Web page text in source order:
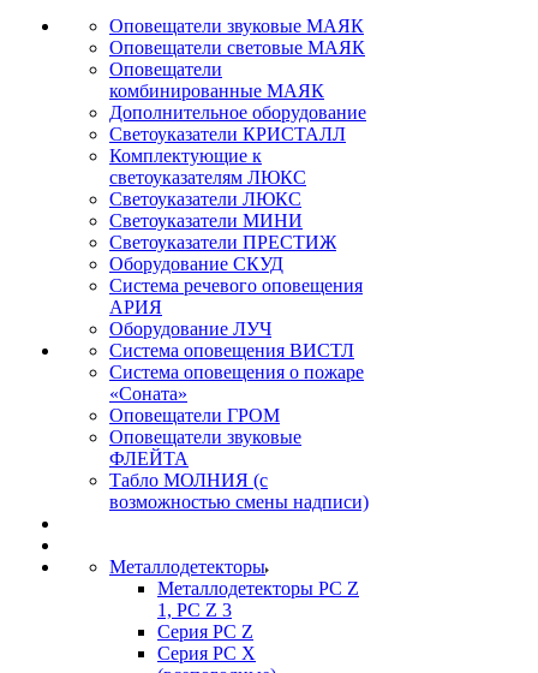
Оповещатели звуковые МАЯК
Оповещатели световые МАЯК
Оповещатели
комбинированные МАЯК
Дополнительное оборудование
Светоуказатели КРИСТАЛЛ
Комплектующие к
светоуказателям ЛЮКС
Светоуказатели ЛЮКС
Светоуказатели МИНИ
Светоуказатели ПРЕСТИЖ
Оборудование СКУД
Система речевого оповещения
АРИЯ
Оборудование ЛУЧ
Система оповещения ВИСТЛ
Система оповещения о пожаре
«Соната»
Оповещатели ГРОМ
Оповещатели звуковые
ФЛЕЙТА
Табло МОЛНИЯ (с
возможностью смены надписи)
Металлодетекторы
Металлодетекторы РС Z
1, PC Z 3
Серия РС Z
Серия РС X